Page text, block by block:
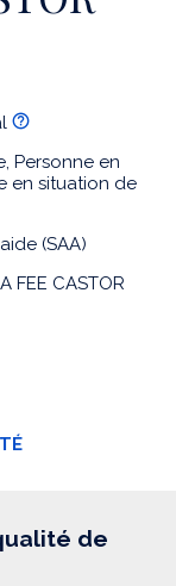
Personne en
en situation de
(SAA)
FEE CASTOR
de